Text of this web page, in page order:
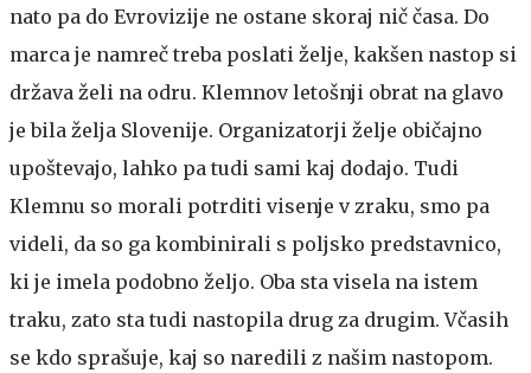
nato pa do Evrovizije ne ostane skoraj nič časa. Do
marca je namreč treba poslati želje, kakšen nastop si
država želi na odru. Klemnov letošnji obrat na glavo
je bila želja Slovenije. Organizatorji želje običajno
upoštevajo, lahko pa tudi sami kaj dodajo. Tudi
Klemnu so morali potrditi visenje v zraku, smo pa
videli, da so ga kombinirali s poljsko predstavnico,
ki je imela podobno željo. Oba sta visela na istem
traku, zato sta tudi nastopila drug za drugim. Včasih
se kdo sprašuje, kaj so naredili z našim nastopom.